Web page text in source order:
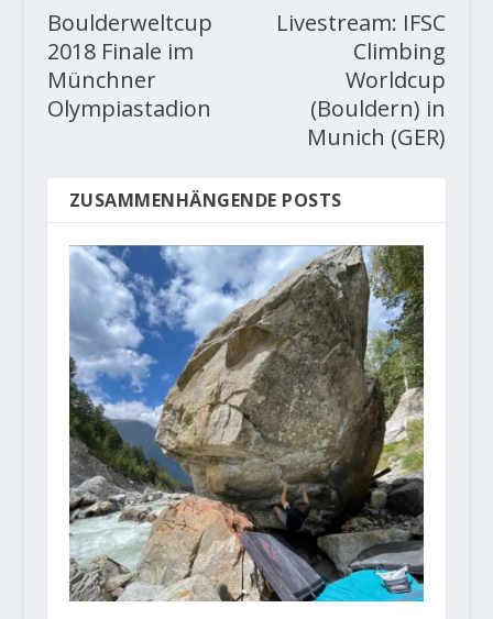
Boulderweltcup
2018 Finale im
Münchner
Olympiastadion
Livestream: IFSC
Climbing
Worldcup
(Bouldern) in
Munich (GER)
ZUSAMMENHÄNGENDE POSTS